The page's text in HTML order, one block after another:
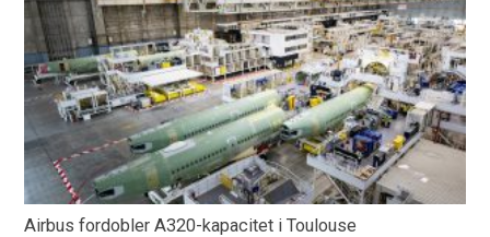
Airbus fordobler A320-kapacitet i Toulouse